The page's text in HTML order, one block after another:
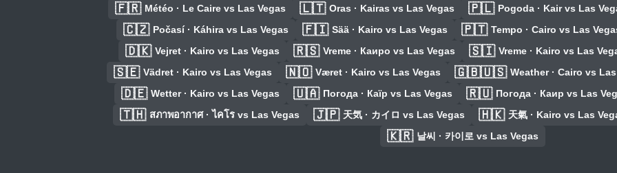
🇫🇷 Météo · Le Caire vs Las Vegas 🇱🇹 Oras · Kairas vs Las Vegas 🇵🇱 Pogoda · Kair vs Las
🇨🇿 Počasí · Káhira vs Las Vegas 🇫🇮 Sää · Kairo vs Las Vegas 🇵🇹 Tempo · Cairo vs Las
🇩🇰 Vejret · Kairo vs Las Vegas 🇷🇸 Vreme · Каиро vs Las Vegas 🇸🇮 Vreme · Kairo vs Las
🇸🇪 Vädret · Kairo vs Las Vegas 🇳🇴 Været · Kairo vs Las Vegas 🇬🇧🇺🇸 Weather · Cairo vs
🇩🇪 Wetter · Kairo vs Las Vegas 🇺🇦 Погода · Каїр vs Las Vegas 🇷🇺 Погода · Каир vs Las
🇹🇭 สภาพอากาศ · ไคโร vs Las Vegas 🇯🇵 天気 · カイロ vs Las Vegas 🇭🇰 天氣 · Kairo vs Las
🇰🇷 날씨 · 카이로 vs Las Vegas